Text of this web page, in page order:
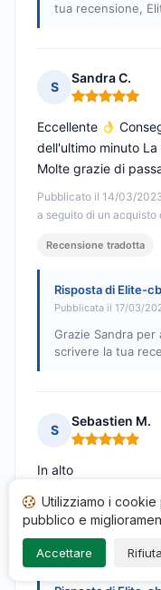
tua recensione,
S
Sandra C.
Nota: 5 su 5
Pubblicato il 14/03/
a seguito di un acquisto
Eccellente
dell'ultimo minuto
Molte grazie di
Recensione tradotta
Risposta di Elite-
Pubblicata il 17/03/
Grazie Sandra
scrivere la tua
S
Sebastien M.
Nota: 5 su 5
Pubblicato il 12/03/
a seguito di un
In alto
Recensione tradotta
Utilizziamo i
pubblico e
Accettare